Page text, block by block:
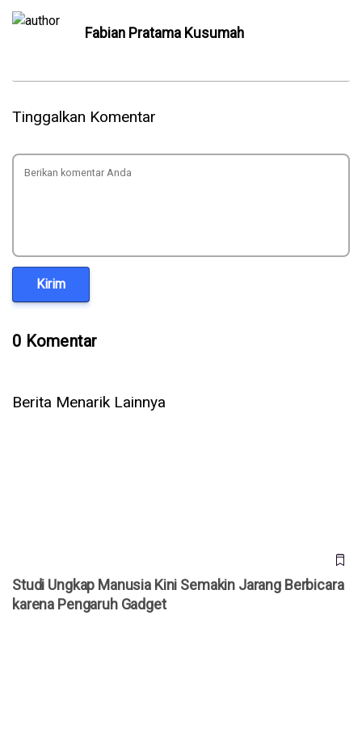
Fabian Pratama Kusumah
Tinggalkan Komentar
Kirim
0 Komentar
Berita Menarik Lainnya
Studi Ungkap Manusia Kini Semakin Jarang Berbicara
karena Pengaruh Gadget